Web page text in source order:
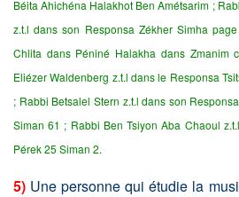
Béita Ahichéna Halakhot Ben Amétsarim ;
z.t.l dans son Responsa Zékher Simha
Chlita dans Péniné Halakha dans Zmanim
Eliézer Waldenberg z.t.l dans le Responsa
; Rabbi Betsalel Stern z.t.l dans son
Siman 61 ; Rabbi Ben Tsiyon Aba Chaoul
Pérek 25 Siman 2.
5) Une personne qui étudie la